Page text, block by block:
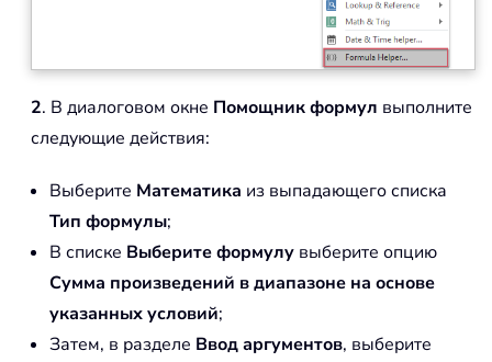
2. В диалоговом окне Помощник формул выполните
следующие действия:
Выберите Математика из выпадающего списка
Тип формулы;
В списке Выберите формулу выберите опцию
Сумма произведений в диапазоне на основе
указанных условий;
Затем, в разделе Ввод аргументов, выберите